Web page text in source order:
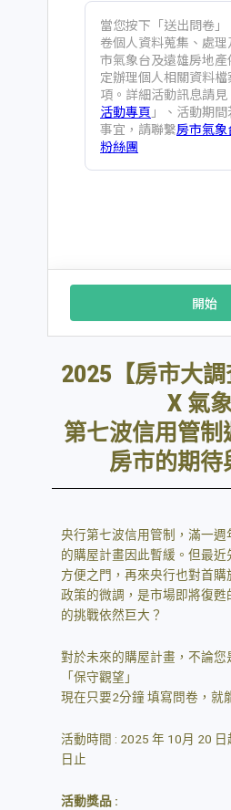
2025【房市大
X 氣
第七波信用管制
房市的期待
央行第七波信用管制，滿一週
的購屋計畫因此暫緩。但最近
方便之門，再來央行也對首
政策的微調，是市場即將復甦
的挑戰依然巨大？
對於未來的購屋計畫，不論您
「保守觀望」
現在只要2分鐘 填寫問卷，就
活動時間 : 2025 年 10月 20
日止
活動獎品 :